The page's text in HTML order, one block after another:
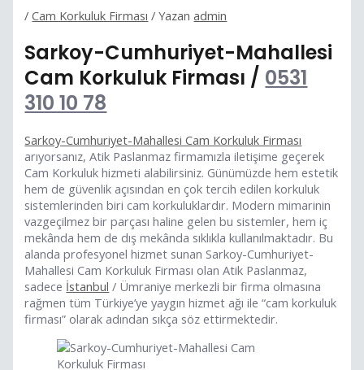
/Cam Korkuluk Firması / Yazan admin
Sarkoy-Cumhuriyet-Mahallesi
Cam Korkuluk Firması / 0531
310 10 78
Sarkoy-Cumhuriyet-Mahallesi Cam Korkuluk Firması
arıyorsanız, Atik Paslanmaz firmamızla iletişime geçerek
Cam Korkuluk hizmeti alabilirsiniz. Günümüzde hem estetik
hem de güvenlik açısından en çok tercih edilen korkuluk
sistemlerinden biri cam korkuluklardır. Modern mimarinin
vazgeçilmez bir parçası haline gelen bu sistemler, hem iç
mekânda hem de dış mekânda sıklıkla kullanılmaktadır. Bu
alanda profesyonel hizmet sunan Sarkoy-Cumhuriyet-
Mahallesi Cam Korkuluk Firması olan Atik Paslanmaz,
sadece İstanbul / Ümraniye merkezli bir firma olmasına
rağmen tüm Türkiye’ye yaygın hizmet ağı ile “cam korkuluk
firması” olarak adından sıkça söz ettirmektedir.